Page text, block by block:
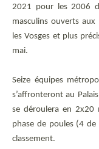
2021 pour les 2006
masculins ouverts
les Vosges et plus
mai.
Seize équipes
s’affronteront au
se déroulera en 2x20
phase de poules (4
classement.